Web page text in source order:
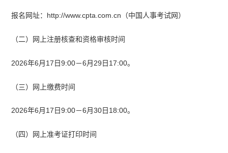
报名网址：http://www.cpta.com.cn（中国人事考试网）
（二）网上注册核查和资格审核时间
2026年6月17日9:00－6月29日17:00。
（三）网上缴费时间
2026年6月17日9:00－6月30日18:00。
（四）网上准考证打印时间